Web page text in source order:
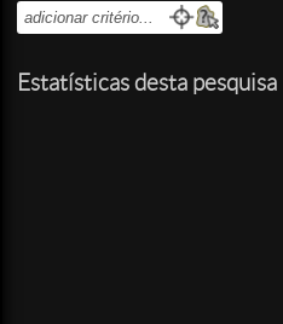
Estatísticas desta pesquisa |